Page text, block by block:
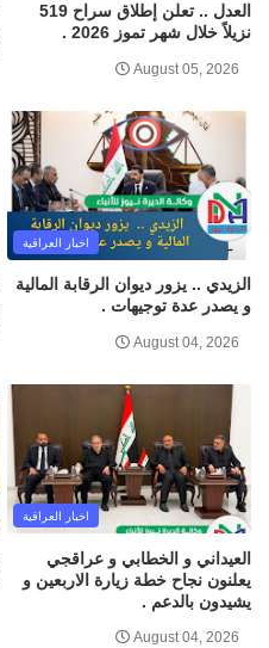
العدل .. تعلن إطلاق سراح 519
نزيلاً خلال شهر تموز 2026 .
August 05, 2026
اخبار العراقية
الزيدي .. يزور ديوان الرقابة المالية
و يصدر عدة توجيهات .
August 04, 2026
اخبار العراقية
العيداني و الخطابي و عراقجي
يعلنون نجاح خطة زيارة الاربعين و
يشيدون بالدعم .
August 04, 2026